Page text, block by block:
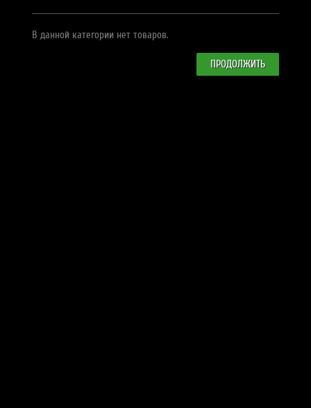
В данной категории нет товаров.
ПРОДОЛЖИТЬ